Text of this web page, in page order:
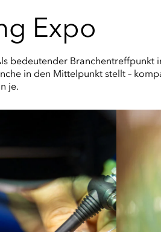
Expo
bedeutender
in den Mittelpunkt stellt –
je.